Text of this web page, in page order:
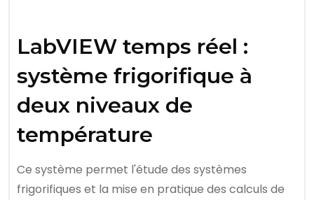
LabVIEW temps réel :
système frigorifique à
deux niveaux de
température
Ce système permet l'étude des systèmes
frigorifiques et la mise en pratique des calculs de